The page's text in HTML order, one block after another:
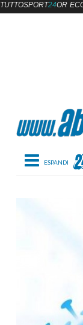
Toggle
TUTTOSPORT24ORE